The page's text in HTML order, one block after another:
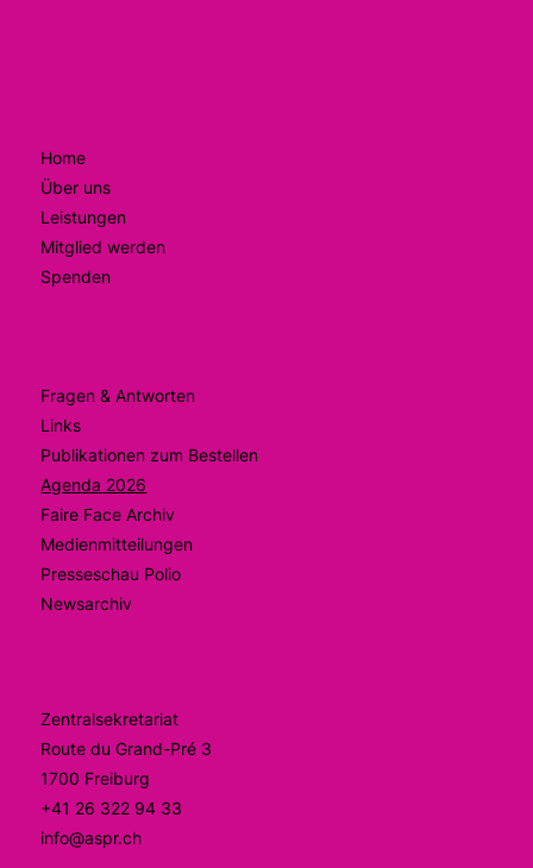
Home
Über uns
Leistungen
Mitglied werden
Spenden
Fragen & Antworten
Links
Publikationen zum Bestellen
Agenda 2026
Faire Face Archiv
Medienmitteilungen
Presseschau Polio
Newsarchiv
Zentralsekretariat
Route du Grand-Pré 3
1700 Freiburg
+41 26 322 94 33
info@aspr.ch